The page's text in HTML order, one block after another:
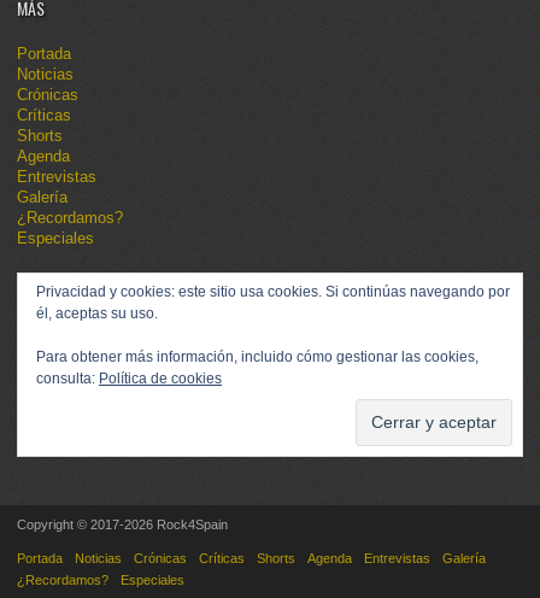
MÁS
Portada
Noticias
Crónicas
Críticas
Shorts
Agenda
Entrevistas
Galería
¿Recordamos?
Especiales
Privacidad y cookies: este sitio usa cookies. Si continúas navegando por
él, aceptas su uso.
Para obtener más información, incluido cómo gestionar las cookies,
consulta: Política de cookies
Copyright © 2017-2026 Rock4Spain
Portada Noticias Crónicas Críticas Shorts Agenda Entrevistas
Galería
¿Recordamos?
Especiales